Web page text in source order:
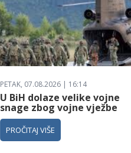
PETAK, 07.08.2026 | 16:14
U BiH dolaze velike vojne
snage zbog vojne vježbe
PROČITAJ VIŠE